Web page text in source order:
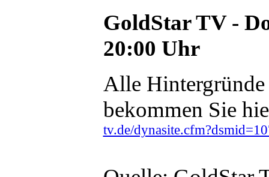
GoldStar TV -
20:00 Uhr
Alle
bekommen Sie
tv.de/